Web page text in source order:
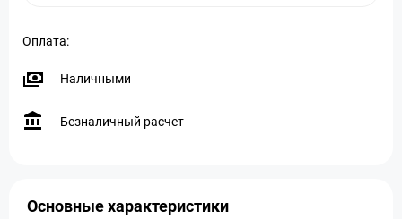
Оплата:
Наличными
Безналичный расчет
Основные характеристики